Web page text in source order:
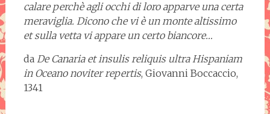
calare perchè agli occhi di loro apparve una certa
meraviglia. Dicono che vi è un monte altissimo
et sulla vetta vi appare un certo biancore…
da De Canaria et insulis reliquis ultra Hispaniam
in Oceano noviter repertis, Giovanni Boccaccio,
1341